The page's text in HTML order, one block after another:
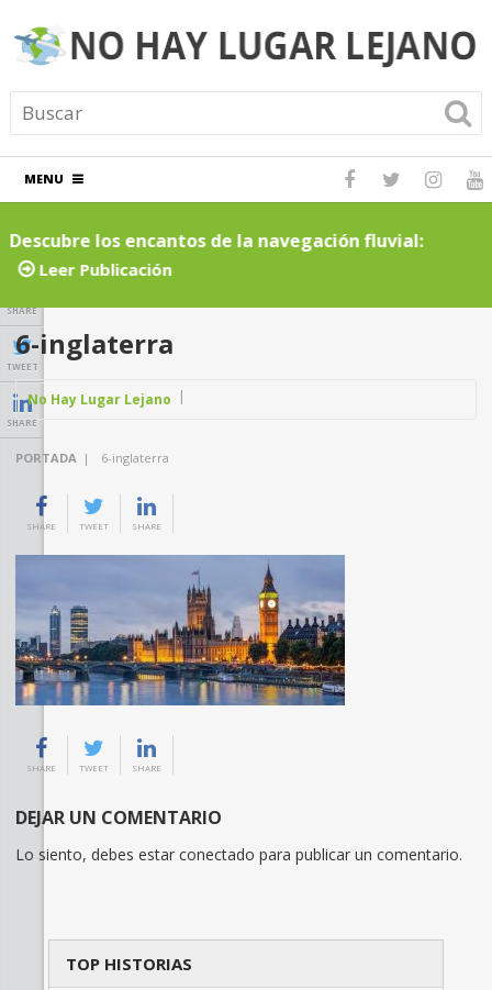
MENU
Descubre los encantos de la navegación fluvial:
cruceros por ríos inolvidables
Leer Publicación
SHARE
TWEET
SHARE
6-inglaterra
No Hay Lugar Lejano
PORTADA | 6-inglaterra
SHARE TWEET SHARE
SHARE TWEET SHARE
DEJAR UN COMENTARIO
Lo siento, debes estar conectado para publicar un comentario.
TOP HISTORIAS